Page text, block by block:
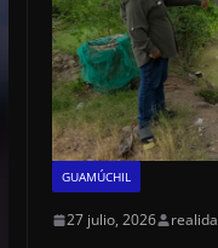
GUAMÚCHIL
27 julio, 2026